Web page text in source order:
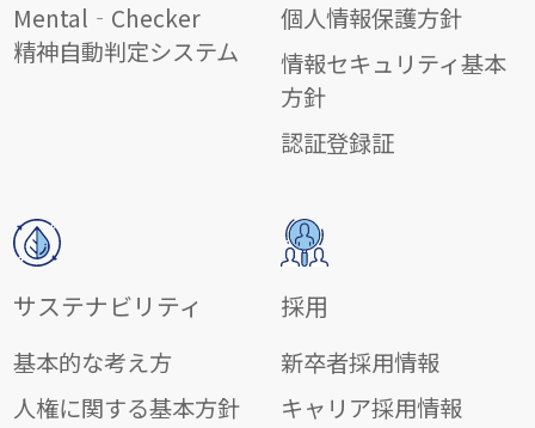
Mental‐Checker
精神自動判定システム
個人情報保護方針
情報セキュリティ基本
方針
認証登録証
サステナビリティ
基本的な考え方
人権に関する基本方針
採用
新卒者採用情報
キャリア採用情報